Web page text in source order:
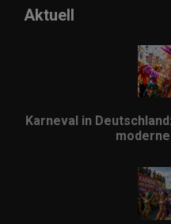
Aktuell
Karneval in